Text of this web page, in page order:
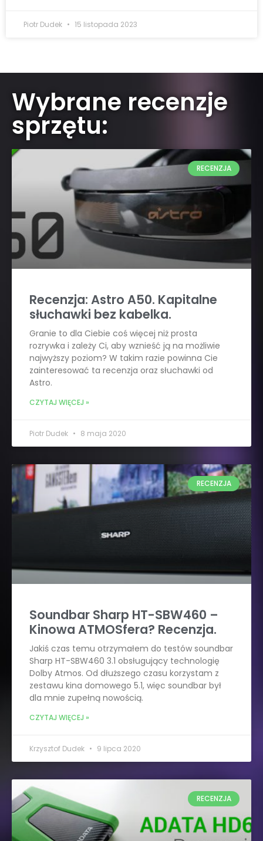
Piotr Dudek 15 listopada 2023
Wybrane recenzje
sprzętu:
RECENZJA
Recenzja: Astro A50. Kapitalne
słuchawki bez kabelka.
Granie to dla Ciebie coś więcej niż prosta
rozrywka i zależy Ci, aby wznieść ją na możliwie
najwyższy poziom? W takim razie powinna Cie
zainteresować ta recenzja oraz słuchawki od
Astro.
CZYTAJ WIĘCEJ »
Piotr Dudek 8 maja 2020
RECENZJA
Soundbar Sharp HT-SBW460 –
Kinowa ATMOSfera? Recenzja.
Jakiś czas temu otrzymałem do testów soundbar
Sharp HT-SBW460 3.1 obsługujący technologię
Dolby Atmos. Od dłuższego czasu korzystam z
zestawu kina domowego 5.1, więc soundbar był
dla mnie zupełną nowością.
CZYTAJ WIĘCEJ »
Krzysztof Dudek 9 lipca 2020
RECENZJA